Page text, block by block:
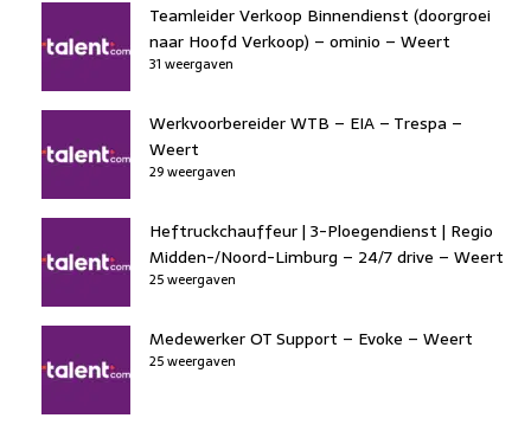
Teamleider Verkoop Binnendienst (doorgroei
naar Hoofd Verkoop) – ominio – Weert
31 weergaven
Werkvoorbereider WTB – EIA – Trespa –
Weert
29 weergaven
Heftruckchauffeur | 3-Ploegendienst | Regio
Midden-/Noord-Limburg – 24/7 drive – Weert
25 weergaven
Medewerker OT Support – Evoke – Weert
25 weergaven